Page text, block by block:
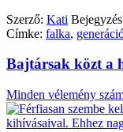
Szerző: Kati
Címke: falka,
Bajtársak közt a
Minden vélemény